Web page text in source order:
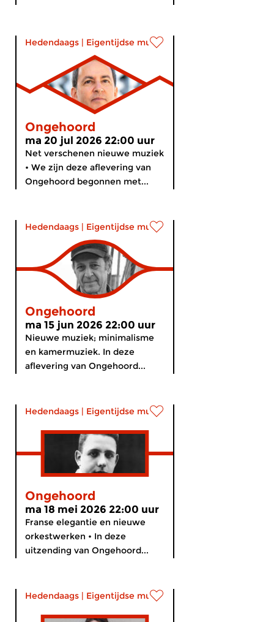
Hedendaags | Eigentijdse muziek
Ongehoord
ma 20 jul 2026 22:00 uur
Net verschenen nieuwe muziek
• We zijn deze aflevering van
Ongehoord begonnen met...
Hedendaags | Eigentijdse muziek
Ongehoord
ma 15 jun 2026 22:00 uur
Nieuwe muziek; minimalisme
en kamermuziek. In deze
aflevering van Ongehoord...
Hedendaags | Eigentijdse muziek
Ongehoord
ma 18 mei 2026 22:00 uur
Franse elegantie en nieuwe
orkestwerken • In deze
uitzending van Ongehoord...
Hedendaags | Eigentijdse muziek